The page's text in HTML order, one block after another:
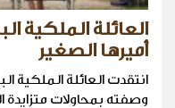
العائلة الملكية
أميرها الصغير
انتقدت العائلة الملكية
وصفته بمحاولات متزايدة